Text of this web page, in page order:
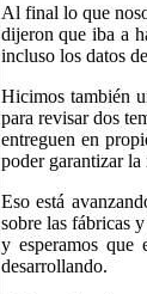
Al final lo que
dijeron que iba a
incluso los datos
Hicimos también
para revisar dos
entreguen en
poder garantizar
Eso está
sobre las fábricas
y esperamos que
desarrollando.